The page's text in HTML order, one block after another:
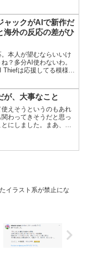
ャックがAIで新作だ
海外の反応の差がひ
本人が望むならいいけ
？多分AI使わないわ。
は応援してる模様。
人はなんだろう。しっ
が、大事なこと
えそうというのもあれ
わってきそうだと思っ
にしました。まあ、ク
イラスト系が禁止にな